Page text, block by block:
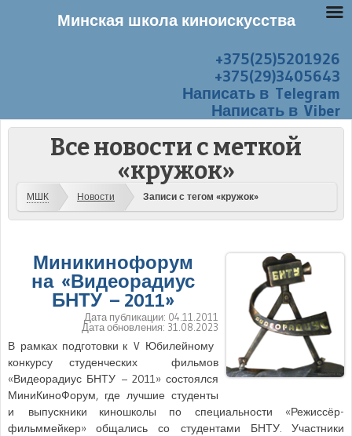
+375(25)5201926
+375(29)3405643
Написать в Telegram
Написать в Viber
Все новости с меткой
«кружок»
МШК Новости Записи с тегом «кружок»
Миникинофорум
на «Видеорадиус
БНТУ – 2011»
Дата публикации: 04.11.2011
Дата обновления: 31.08.2023
В рамках подготовки к V Юбилейному
конкурсу студенческих фильмов
«Видеорадиус БНТУ – 2011» состоялся
МиниКиноФорум, где лучшие студенты
и выпускники киношколы по специальности «Режиссёр-
фильммейкер» общались со студентами БНТУ. Участники
Минская школа киноискусства